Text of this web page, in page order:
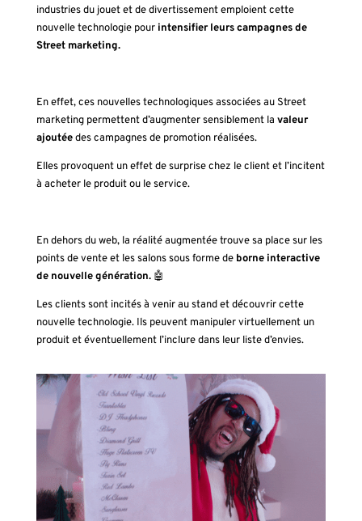
industries du jouet et de divertissement emploient cette
nouvelle technologie pour intensifier leurs campagnes de
Street marketing.
En effet, ces nouvelles technologiques associées au Street
marketing permettent d’augmenter sensiblement la valeur
ajoutéedes campagnes de promotion réalisées.
Elles provoquent un effet de surprise chez le client et l’incitent
à acheter le produit ou le service.
En dehors du web, la réalité augmentée trouve sa place sur les
points de vente et les salons sous forme de borne interactive
de nouvelle génération.🤖
Les clients sont incités à venir au stand et découvrir cette
nouvelle technologie. Ils peuvent manipuler virtuellement un
produit et éventuellement l’inclure dans leur liste d’envies.